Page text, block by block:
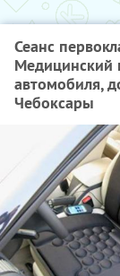
Сеанс
Медицинский
автомобиля,
Чебоксары